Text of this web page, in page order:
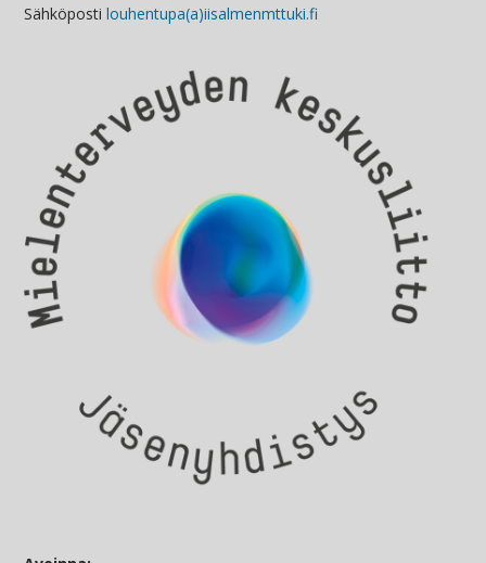
Sähköposti louhentupa(a)iisalmenmttuki.fi